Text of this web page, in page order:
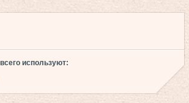
используют: